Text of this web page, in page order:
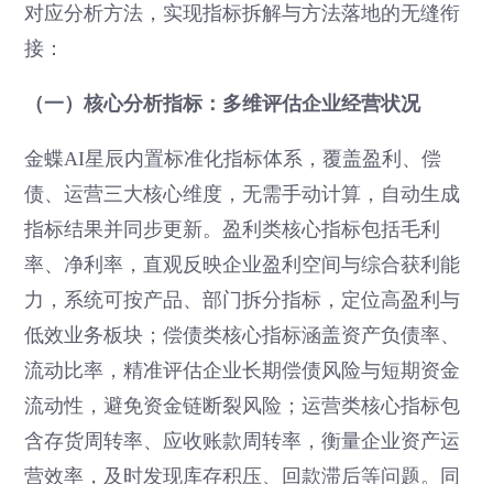
对应分析方法，实现指标拆解与方法落地的无缝衔
接：
（一）核心分析指标：多维评估企业经营状况
金蝶AI星辰内置标准化指标体系，覆盖盈利、偿
债、运营三大核心维度，无需手动计算，自动生成
指标结果并同步更新。盈利类核心指标包括毛利
率、净利率，直观反映企业盈利空间与综合获利能
力，系统可按产品、部门拆分指标，定位高盈利与
低效业务板块；偿债类核心指标涵盖资产负债率、
流动比率，精准评估企业长期偿债风险与短期资金
流动性，避免资金链断裂风险；运营类核心指标包
含存货周转率、应收账款周转率，衡量企业资产运
营效率，及时发现库存积压、回款滞后等问题。同